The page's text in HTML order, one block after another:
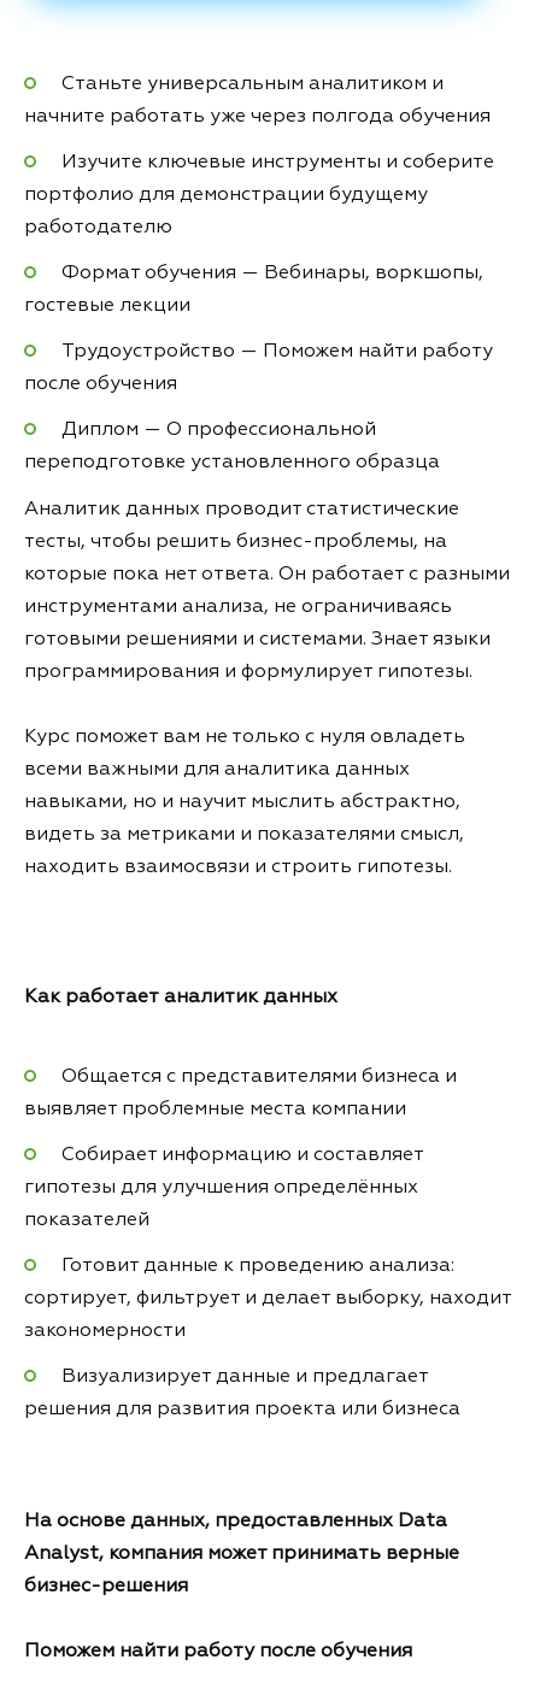
Станьте универсальным аналитиком и
начните работать уже через полгода обучения
Изучите ключевые инструменты и соберите
портфолио для демонстрации будущему
работодателю
Формат обучения — Вебинары, воркшопы,
гостевые лекции
Трудоустройство — Поможем найти работу
после обучения
Диплом — О профессиональной
переподготовке установленного образца
Аналитик данных проводит статистические
тесты, чтобы решить бизнес-проблемы, на
которые пока нет ответа. Он работает с разными
инструментами анализа, не ограничиваясь
готовыми решениями и системами. Знает языки
программирования и формулирует гипотезы.
Курс поможет вам не только с нуля овладеть
всеми важными для аналитика данных
навыками, но и научит мыслить абстрактно,
видеть за метриками и показателями смысл,
находить взаимосвязи и строить гипотезы.
Как работает аналитик данных
Общается с представителями бизнеса и
выявляет проблемные места компании
Собирает информацию и составляет
гипотезы для улучшения определённых
показателей
Готовит данные к проведению анализа:
сортирует, фильтрует и делает выборку, находит
закономерности
Визуализирует данные и предлагает
решения для развития проекта или бизнеса
На основе данных, предоставленных Data
Analyst, компания может принимать верные
бизнес-решения
Поможем найти работу после обучения